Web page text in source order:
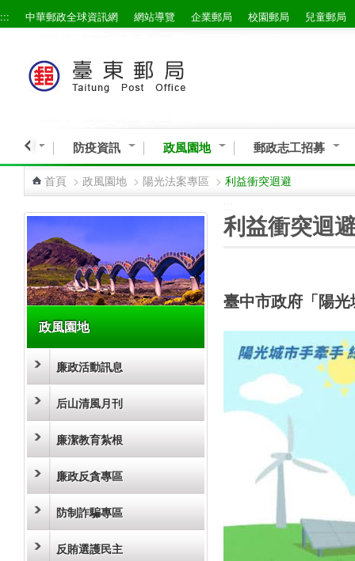
跳到主要內容區塊
::: 中華郵政全球資訊網 網站導覽 企業郵局 校園郵局 兒童郵局
專區 防疫資訊 政風園地 郵政志工招募
首頁 > 政風園地 > 陽光法案專區 > 利益衝突迴避
政風園地
廉政活動訊息
后山清風月刊
廉潔教育紮根
廉政反貪專區
防制詐騙專區
反賄選護民主
利益衝突迴
臺中市政府「陽